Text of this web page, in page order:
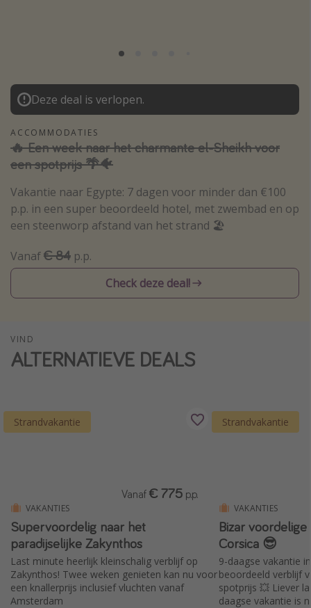
Madeira
Egypte
Bali
Type vakantie
Overzicht
Weekendje weg
Vroegboeker
Zonvakanties
Meer onderwerpen
Beste keukens ter wereld
Center Parcs
Disneyland Parijs
Strandvakantie in Italië
Strandvakantie in Nederland
Deze deal is verlopen.
ACCOMMODATIES
🔥 Een week naar het charmante el-Sheikh voor
een spotprijs 🌴🐠
Vakantie naar Egypte: 7 dagen voor minder dan €100
p.p. in een super beoordeeld hotel, met zwembad en op
een steenworp afstand van het strand 🏖️
Vanaf€ 84 p.p.
Check deze deal!
VIND
ALTERNATIEVE DEALS
Strandvakantie
VAKANTIES
Supervoordelig naar het
paradijselijke Zakynthos
Last minute heerlijk kleinschalig verblijf op
Zakynthos! Twee weken genieten kan nu voor
een knallerprijs inclusief vluchten vanaf
Amsterdam
Vanaf € 775 p.p.
Strandvakantie
VAKANTIES
Bizar
Corsica 😎
9-daagse vakantie
beoordeeld verblijf
spotprijs 💥 Liever
daagse vakantie is